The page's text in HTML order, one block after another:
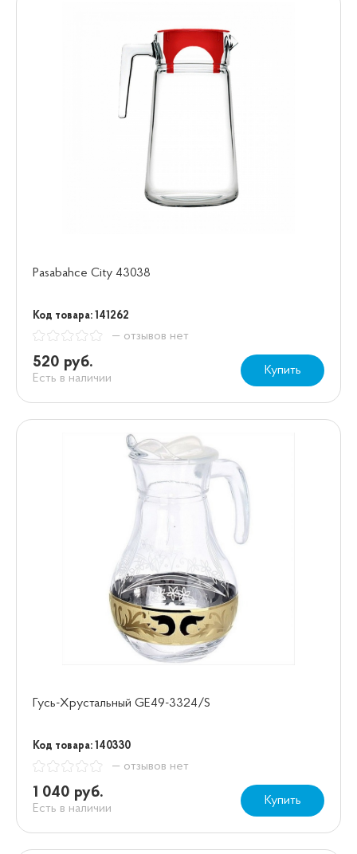
Pasabahce City 43038
Код товара: 141262
— отзывов нет
520 руб.
Есть в наличии
Купить
Гусь-Хрустальный GE49-3324/S
Код товара: 140330
— отзывов нет
1 040 руб.
Есть в наличии
Купить